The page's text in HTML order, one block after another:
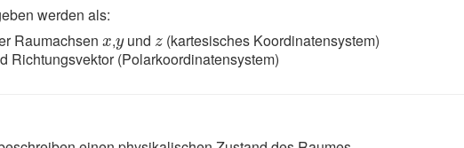
werden als:
Raumachsen x
x,y
yundz
z (kartesisches Koordinatensystem)
Richtungsvektor (Polarkoordinatensystem)